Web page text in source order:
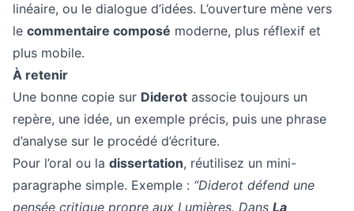
linéaire, ou le dialogue d’idées. L’ouverture mène vers
le commentaire composé moderne, plus réflexif et
plus mobile.
À retenir
Une bonne copie sur Diderot associe toujours un
repère, une idée, un exemple précis, puis une phrase
d’analyse sur le procédé d’écriture.
Pour l’oral ou la dissertation, réutilisez un mini-
paragraphe simple. Exemple : “Diderot défend une
pensée critique propre aux Lumières. Dans La